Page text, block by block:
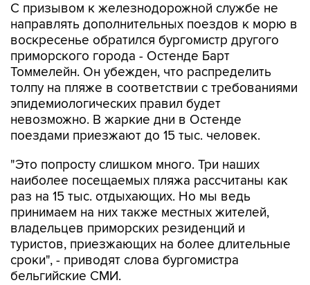
С призывом к железнодорожной службе не
направлять дополнительных поездов к морю в
воскресенье обратился бургомистр другого
приморского города - Остенде Барт
Томмелейн. Он убежден, что распределить
толпу на пляже в соответствии с требованиями
эпидемиологических правил будет
невозможно. В жаркие дни в Остенде
поездами приезжают до 15 тыс. человек.
"Это попросту слишком много. Три наших
наиболее посещаемых пляжа рассчитаны как
раз на 15 тыс. отдыхающих. Но мы ведь
принимаем на них также местных жителей,
владельцев приморских резиденций и
туристов, приезжающих на более длительные
сроки", - приводят слова бургомистра
бельгийские СМИ.